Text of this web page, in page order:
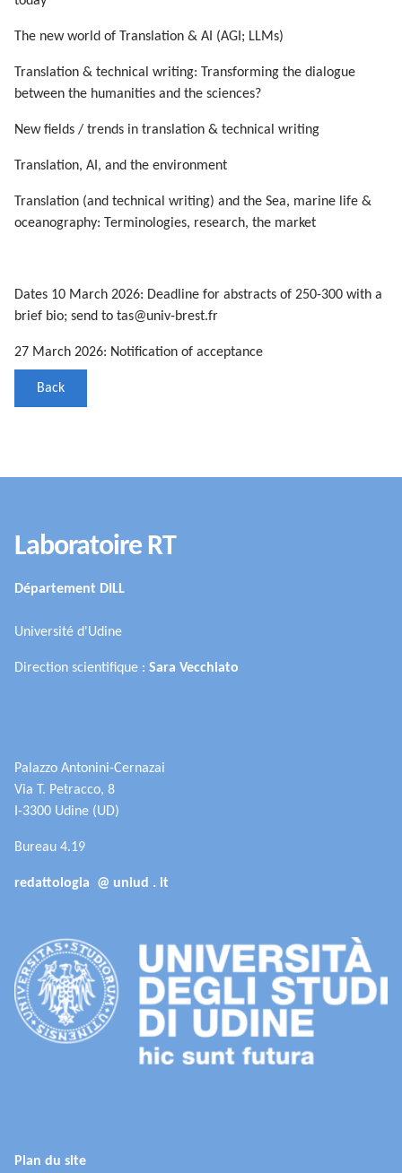
The new world of Translation & AI (AGI; LLMs)
Translation & technical writing: Transforming the dialogue
between the humanities and the sciences?
New fields / trends in translation & technical writing
Translation, AI, and the environment
Translation (and technical writing) and the Sea, marine life &
oceanography: Terminologies, research, the market
Dates 10 March 2026: Deadline for abstracts of 250-300 with a
brief bio; send to tas@univ-brest.fr
27 March 2026: Notification of acceptance
Back
Laboratoire RT
Département DILL
Université d'Udine
Direction scientifique : Sara Vecchiato
Palazzo Antonini-Cernazai
Via T. Petracco, 8
I-3300 Udine (UD)
Bureau 4.19
redattologia @ uniud . it
Plan du site